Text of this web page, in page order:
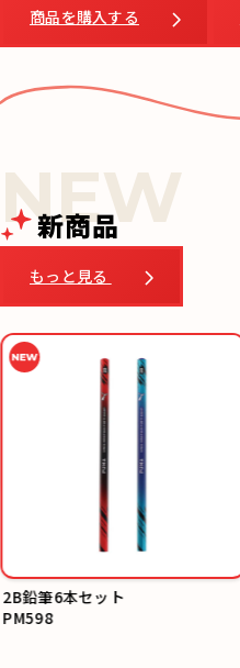
商品を購入する
新商品
もっと見る
2B鉛筆6本セット
PM598